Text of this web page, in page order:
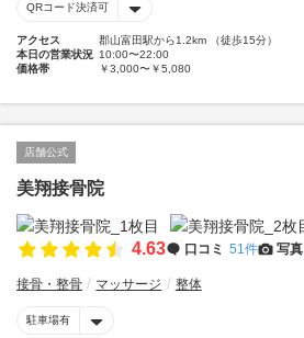
QRコード決済可
アクセス
郡山富田駅から1.2km （徒歩15分）
本日の営業状況 10:00〜22:00
価格帯
￥3,000〜￥5,080
店舗公式
美翔接骨院
4.63 口コミ 51件 写真
接骨・整骨 マッサージ 整体
駐車場有